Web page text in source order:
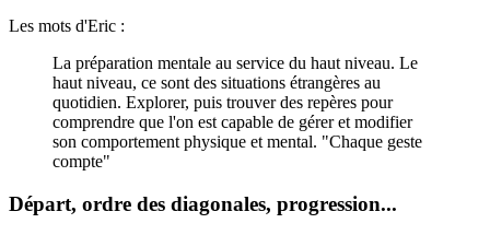
Les mots d'Eric :
La préparation mentale au service du haut niveau. Le
haut niveau, ce sont des situations étrangères au
quotidien. Explorer, puis trouver des repères pour
comprendre que l'on est capable de gérer et modifier
son comportement physique et mental. "Chaque geste
compte"
Départ, ordre des diagonales, progression...